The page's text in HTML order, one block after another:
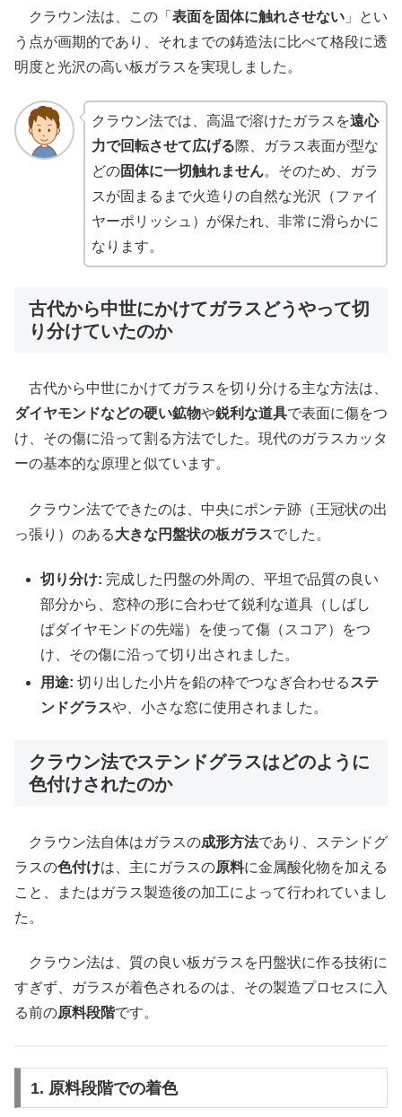
クラウン法は、この「 表面を固体に触れさせない 」とい
う点が画期的であり、それまでの鋳造法に比べて格段に透
明度と光沢の高い板ガラスを実現しました。
クラウン法では、高温で溶けたガラスを遠心
力で回転させて広げる際、ガラス表面が型な
どの固体に一切触れません。そのため、ガラ
スが固まるまで火造りの自然な光沢（ファイ
ヤーポリッシュ）が保たれ、非常に滑らかに
なります。
古代から中世にかけてガラスどうやって切
り分けていたのか
古代から中世にかけてガラスを切り分ける主な方法は、
ダイヤモンドなどの硬い鉱物や鋭利な道具で表面に傷をつ
け、その傷に沿って割る方法でした。現代のガラスカッタ
ーの基本的な原理と似ています。
クラウン法でできたのは、中央にポンテ跡（王冠状の出
っ張り）のある大きな円盤状の板ガラスでした。
切り分け: 完成した円盤の外周の、平坦で品質の良い
部分から、窓枠の形に合わせて鋭利な道具（しばし
ばダイヤモンドの先端）を使って傷（スコア）をつ
け、その傷に沿って切り出されました。
用途: 切り出した小片を鉛の枠でつなぎ合わせる ステ
ンドグラスや、小さな窓に使用されました。
クラウン法でステンドグラスはどのように
色付けされたのか
クラウン法自体はガラスの成形方法であり、ステンドグ
ラスの色付けは、主にガラスの原料に金属酸化物を加える
こと、またはガラス製造後の加工によって行われていまし
た。
クラウン法は、質の良い板ガラスを円盤状に作る技術に
すぎず、ガラスが着色されるのは、その製造プロセスに入
る前の原料段階です。
1. 原料段階での着色